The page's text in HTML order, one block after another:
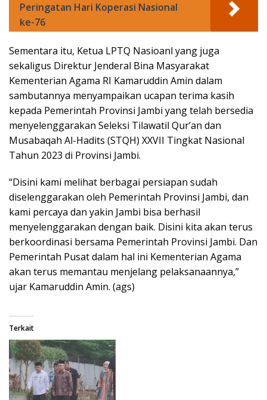
Peringatan Hari Koperasi Nasional
ke-76
Sementara itu, Ketua LPTQ Nasioanl yang juga
sekaligus Direktur Jenderal Bina Masyarakat
Kementerian Agama RI Kamaruddin Amin dalam
sambutannya menyampaikan ucapan terima kasih
kepada Pemerintah Provinsi Jambi yang telah bersedia
menyelenggarakan Seleksi Tilawatil Qur’an dan
Musabaqah Al-Hadits (STQH) XXVII Tingkat Nasional
Tahun 2023 di Provinsi Jambi.
“Disini kami melihat berbagai persiapan sudah
diselenggarakan oleh Pemerintah Provinsi Jambi, dan
kami percaya dan yakin Jambi bisa berhasil
menyelenggarakan dengan baik. Disini kita akan terus
berkoordinasi bersama Pemerintah Provinsi Jambi. Dan
Pemerintah Pusat dalam hal ini Kementerian Agama
akan terus memantau menjelang pelaksanaannya,”
ujar Kamaruddin Amin. (ags)
Terkait